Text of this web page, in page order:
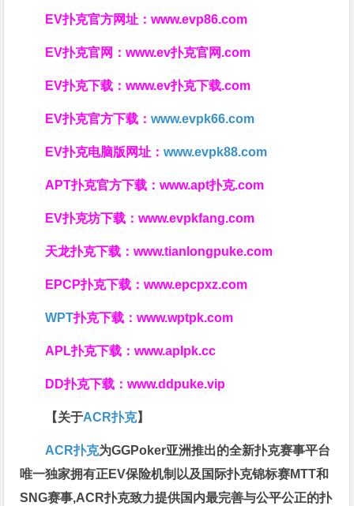
EV扑克官方网址：www.evp86.com
EV扑克官网：www.ev扑克官网.com
EV扑克下载：www.ev扑克下载.com
EV扑克官方下载：www.evpk66.com
EV扑克电脑版网址：www.evpk88.com
APT扑克官方下载：www.apt扑克.com
EV扑克坊下载：www.evpkfang.com
天龙扑克下载：www.tianlongpuke.com
EPCP扑克下载：www.epcpxz.com
WPT扑克下载：www.wptpk.com
APL扑克下载：www.aplpk.cc
DD扑克下载：www.ddpuke.vip
【关于ACR扑克】
ACR扑克为GGPoker亚洲推出的全新扑克赛事平台
唯一独家拥有正EV保险机制以及国际扑克锦标赛MTT和
SNG赛事,ACR扑克致力提供国内最完善与公平公正的扑